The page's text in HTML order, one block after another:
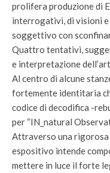
prolifera produzione di
interrogativi, di visioni
soggettivo con
Quattro tentativi,
e interpretazione
Al centro di alcune
fortemente identitaria
codice di decodifica -
per “IN_natural
Attraverso una
espositivo intende
mettere in luce il forte